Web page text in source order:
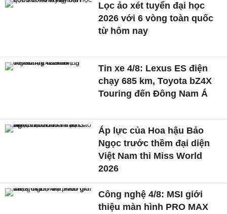
Lọc ảo xét tuyển đại học
2026 với 6 vòng toàn quốc
từ hôm nay
Tin xe 4/8: Lexus ES điện
chạy 685 km, Toyota bZ4X
Touring đến Đông Nam Á
Áp lực của Hoa hậu Bảo
Ngọc trước thềm đại diện
Việt Nam thi Miss World
2026
Công nghệ 4/8: MSI giới
thiệu màn hình PRO MAX